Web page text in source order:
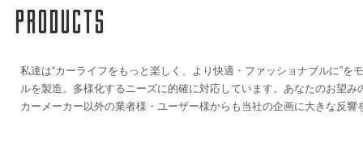
私達は“カーライフをもっと楽しく、より快適・ファッショナブルに”
ルを製造。多様化するニーズに的確に対応しています。あなたのお望
カーメーカー以外の業者様・ユーザー様からも当社の企画に大きな反